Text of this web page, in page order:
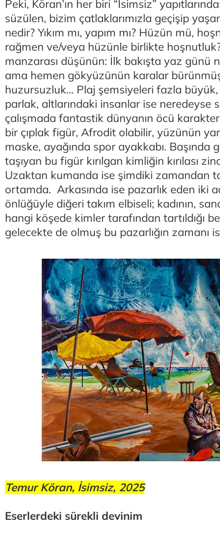
Peki, Köran’ın her biri “İsimsiz”
süzülen, bizim çatlaklarımızla geçişip
nedir? Yıkım mı, yapım mı? Hüzün mü,
rağmen ve/veya hüzünle birlikte
manzarası düşünün: İlk bakışta yaz günü
ama hemen gökyüzünün karalar
huzursuzluk... Plaj şemsiyeleri fazla
parlak, altlarındaki insanlar ise neredeyse
çalışmada fantastik dünyanın öcü
bir çıplak figür, Afrodit olabilir, yüzünün
maske, ayağında spor ayakkabı. Başında
taşıyan bu figür kırılgan kimliğin kırılası
Uzaktan kumanda ise şimdiki zamandan
ortamda. Arkasında ise pazarlık eden iki
önlüğüyle diğeri takım elbiseli; kadının,
hangi köşede kimler tarafından tartıldığı
gelecekte de olmuş bu pazarlığın zamanı
Temur Köran, İsimsiz, 2025
Eserlerdeki sürekli devinim